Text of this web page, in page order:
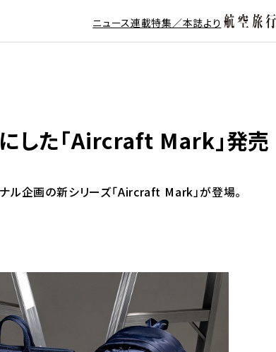
ニュース連載特集／本誌より
した「Aircraft Mark」発売
ル企画の新シリーズ「Aircraft Mark」が登場。